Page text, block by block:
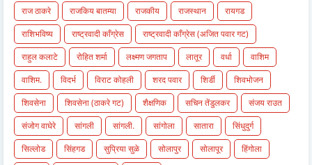
राज ठाकरे
राजकिय बातम्या राजकीय राजस्थान
रायगड
राशिभविष्य
राष्ट्रवादी काँग्रेस
राष्ट्रवादी काँग्रेस (अजित पवार गट)
राहुल कलाटे
रोहित शर्मा लक्ष्मण जगताप लातूर वर्धा
वाशिम
वाशिम.
विदर्भ विराट कोहली शरद पवार शिर्डी
शिवभोजन
शिवसेना
शिवसेना (ठाकरे गट) शैक्षणिक सचिन तेंडुलकर
संजय राउत
संजोग वाघेरे
सांगली सांगली. सांगोला सातारा
सिंधुदुर्ग
सिल्लोड
सिंहगड सुप्रिया सुळे सोलापुर सोलापूर
हिंगोला